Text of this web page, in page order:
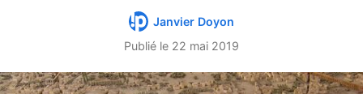
Janvier Doyon
Publié le 22 mai 2019